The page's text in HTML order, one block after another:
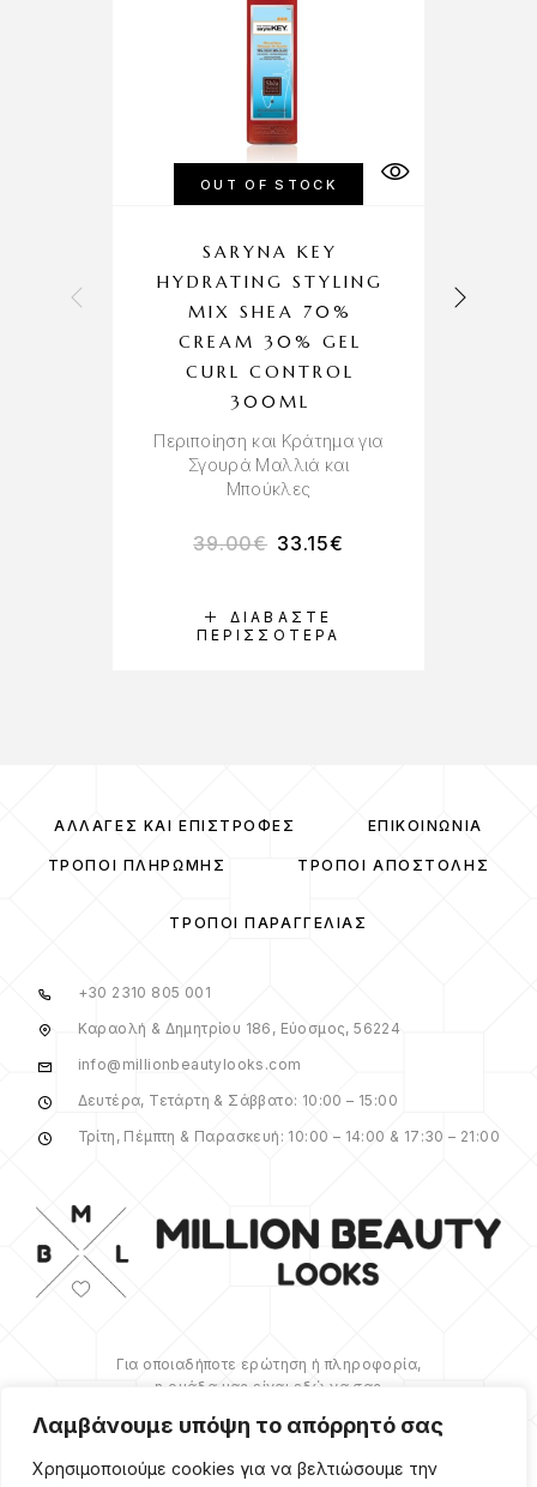
Λαμβάνουμε υπόψη το απόρρητό σας
Χρησιμοποιούμε cookies για να βελτιώσουμε την
OUT OF STOCK
ΔΙΑΒΆΣΤΕ
ΠΕΡΙΣΣΌΤΕΡΑ
SARYNA KEY
HYDRATING STYLING
MIX SHEA 70%
CREAM 30% GEL
CURL CONTROL
300ML
Περιποίηση και Κράτημα για
Σγουρά Μαλλιά και
Μπούκλες
39.00€ 33.15€
ΑΛΛΑΓΈΣ ΚΑΙ ΕΠΙΣΤΡΟΦΈΣ ΕΠΙΚΟΙΝΩΝΊΑ
ΤΡΌΠΟΙ ΠΛΗΡΩΜΉΣ ΤΡΌΠΟΙ ΑΠΟΣΤΟΛΉΣ
ΤΡΌΠΟΙ ΠΑΡΑΓΓΕΛΊΑΣ
+30 2310 805 001
Καραολή & Δημητρίου 186, Εύοσμος, 56224
info@millionbeautylooks.com
Δευτέρα, Τετάρτη & Σάββατο: 10:00 – 15:00
Τρίτη, Πέμπτη & Παρασκευή: 10:00 – 14:00 & 17:30 – 21:00
Για οποιαδήποτε ερώτηση ή πληροφορία,
η ομάδα μας είναι εδώ να σας
βοηθήσουμε.
ΠΕΡΙΣΣΌΤΕΡΑ